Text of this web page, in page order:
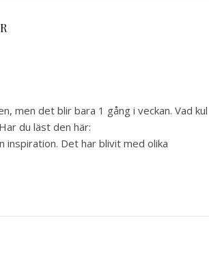
men det blir bara 1 gång i veckan. Vad kul
du läst den här:
inspiration. Det har blivit med olika